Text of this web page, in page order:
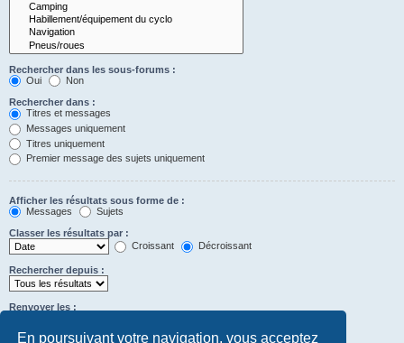
En poursuivant votre navigation, vous acceptez
Rechercher dans les sous-forums :
Oui
Non
Rechercher dans :
Titres et messages
Messages uniquement
Titres uniquement
Premier message des sujets uniquement
Afficher les résultats sous forme de :
Messages
Sujets
Classer les résultats par :
Croissant
Décroissant
Rechercher depuis :
Renvoyer les :